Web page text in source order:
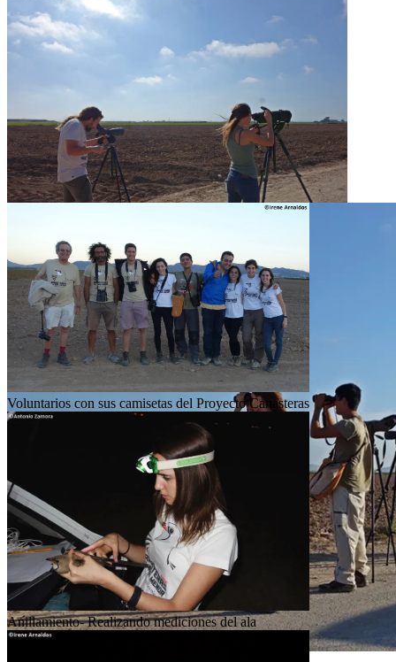
Canastera común adulta alimentando a su pollo
Voluntarios con sus camisetas del Proyecto Canasteras
Anillamiento- Realizando mediciones del ala